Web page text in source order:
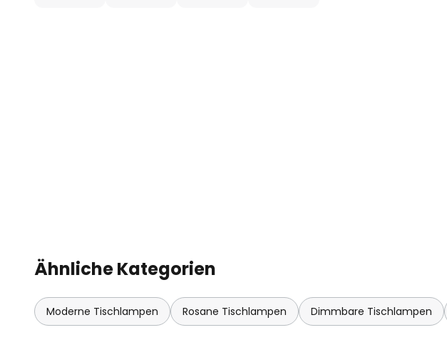
Ähnliche Kategorien
Moderne Tischlampen Rosane Tischlampen Dimmbare Tischlampen